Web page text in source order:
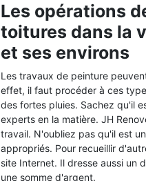
Les opérations
toitures dans la
et ses environs
Les travaux de peinture
effet, il faut procéder à ces
des fortes pluies. Sachez qu'il
experts en la matière. JH
travail. N'oubliez pas qu'il est
appropriés. Pour recueillir
site Internet. Il dresse aussi un
une somme d'argent.